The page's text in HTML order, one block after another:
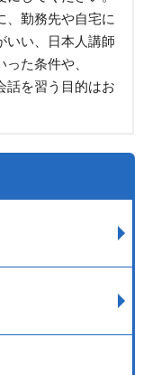
、勤務先や自宅に
いい、日本人講師
た条件や、
話を習う目的はお